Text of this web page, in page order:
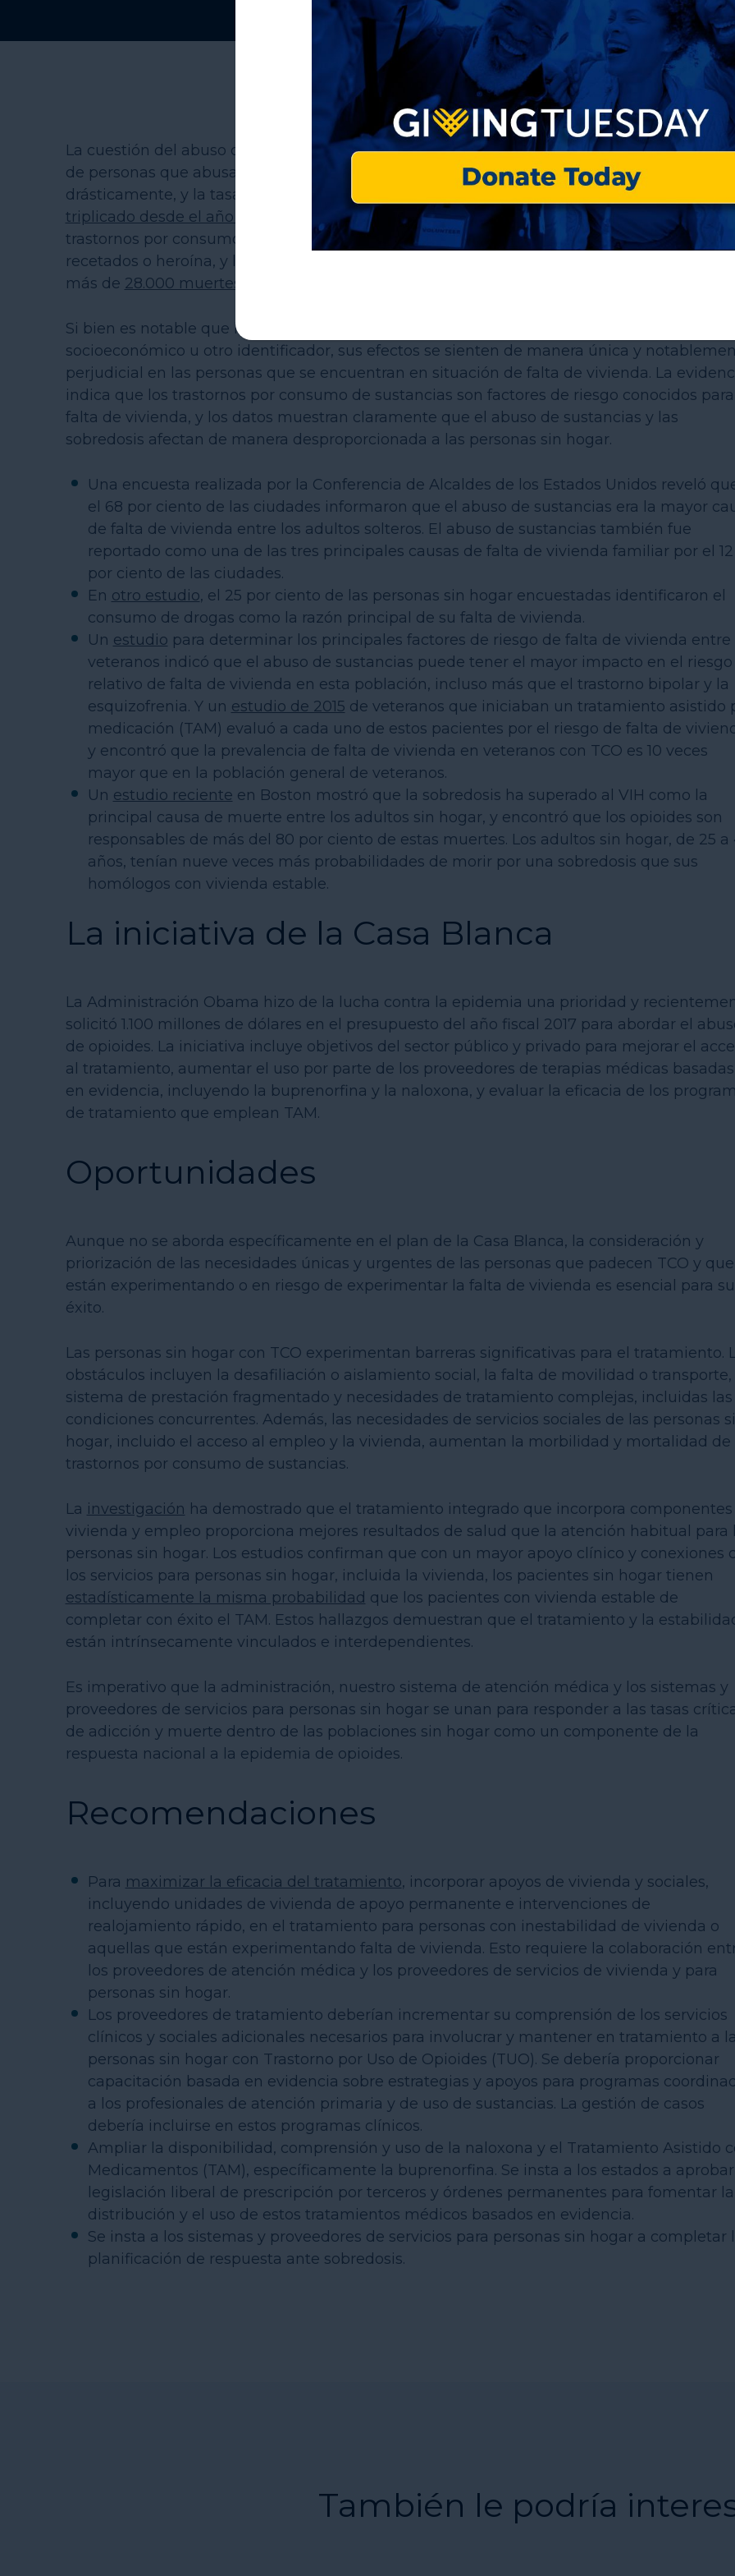
La cuestión del abuso de opioides ha alcanzado un nivel de crisis nacional, ya que el
de personas que abusan de los medicamentos recetados y la heroína ha aumentado
drásticamente, y la tasa de muertes por sobredosis relacionadas con los opioides se ha
triplicado desde el año 2000
. En 2014, se estimaba que 2,5 millones de personas padecían
trastornos por consumo de opioides (TCO) que implicaban el abuso de medicamentos
recetados o heroína, y las sobredosis relacionadas con los opioides fueron responsables de
más de 28.000 muertes
Si bien es notable que la epidemia afecta a personas de cualquier raza, género, estatus
socioeconómico u otro identificador, sus efectos se sienten de manera única y
perjudicial en las personas que se encuentran en situación de falta de vivienda. La
indica que los trastornos por consumo de sustancias son factores de riesgo conocidos
falta de vivienda, y los datos muestran claramente que el abuso de sustancias y las
sobredosis afectan de manera desproporcionada a las personas sin hogar.
Una encuesta realizada por la Conferencia de Alcaldes de los Estados Unidos reveló
el 68 por ciento de las ciudades informaron que el abuso de sustancias era la mayor
de falta de vivienda entre los adultos solteros. El abuso de sustancias también fue
reportado como una de las tres principales causas de falta de vivienda familiar por el 12
por ciento de las ciudades.
En otro estudio, el 25 por ciento de las personas sin hogar encuestadas identificaron el
consumo de drogas como la razón principal de su falta de vivienda.
Un estudio para determinar los principales factores de riesgo de falta de vivienda entre
veteranos indicó que el abuso de sustancias puede tener el mayor impacto en el riesgo
relativo de falta de vivienda en esta población, incluso más que el trastorno bipolar y la
esquizofrenia. Y un estudio de 2015 de veteranos que iniciaban un tratamiento asistido
medicación (TAM) evaluó a cada uno de estos pacientes por el riesgo de falta de
y encontró que la prevalencia de falta de vivienda en veteranos con TCO es 10 veces
mayor que en la población general de veteranos.
Un estudio reciente en Boston mostró que la sobredosis ha superado al VIH como la
principal causa de muerte entre los adultos sin hogar, y encontró que los opioides son
responsables de más del 80 por ciento de estas muertes. Los adultos sin hogar, de 25 a
años, tenían nueve veces más probabilidades de morir por una sobredosis que sus
homólogos con vivienda estable.
La iniciativa de la Casa Blanca
La Administración Obama hizo de la lucha contra la epidemia una prioridad y
solicitó 1.100 millones de dólares en el presupuesto del año fiscal 2017 para abordar el
de opioides. La iniciativa incluye objetivos del sector público y privado para mejorar el
al tratamiento, aumentar el uso por parte de los proveedores de terapias médicas basadas
en evidencia, incluyendo la buprenorfina y la naloxona, y evaluar la eficacia de los
de tratamiento que emplean TAM.
Oportunidades
Aunque no se aborda específicamente en el plan de la Casa Blanca, la consideración y
priorización de las necesidades únicas y urgentes de las personas que padecen TCO y que
están experimentando o en riesgo de experimentar la falta de vivienda es esencial para su
éxito.
Las personas sin hogar con TCO experimentan barreras significativas para el tratamiento.
obstáculos incluyen la desafiliación o aislamiento social, la falta de movilidad o transporte,
sistema de prestación fragmentado y necesidades de tratamiento complejas, incluidas las
condiciones concurrentes. Además, las necesidades de servicios sociales de las personas
hogar, incluido el acceso al empleo y la vivienda, aumentan la morbilidad y mortalidad de
trastornos por consumo de sustancias.
La investigación ha demostrado que el tratamiento integrado que incorpora componentes
vivienda y empleo proporciona mejores resultados de salud que la atención habitual para
personas sin hogar. Los estudios confirman que con un mayor apoyo clínico y conexiones
los servicios para personas sin hogar, incluida la vivienda, los pacientes sin hogar tienen
estadísticamente la misma probabilidad que los pacientes con vivienda estable de
completar con éxito el TAM. Estos hallazgos demuestran que el tratamiento y la
están intrínsecamente vinculados e interdependientes.
Es imperativo que la administración, nuestro sistema de atención médica y los sistemas y
proveedores de servicios para personas sin hogar se unan para responder a las tasas
de adicción y muerte dentro de las poblaciones sin hogar como un componente de la
respuesta nacional a la epidemia de opioides.
Recomendaciones
Para maximizar la eficacia del tratamiento, incorporar apoyos de vivienda y sociales,
incluyendo unidades de vivienda de apoyo permanente e intervenciones de
realojamiento rápido, en el tratamiento para personas con inestabilidad de vivienda o
aquellas que están experimentando falta de vivienda. Esto requiere la colaboración
los proveedores de atención médica y los proveedores de servicios de vivienda y para
personas sin hogar.
Los proveedores de tratamiento deberían incrementar su comprensión de los servicios
clínicos y sociales adicionales necesarios para involucrar y mantener en tratamiento a
personas sin hogar con Trastorno por Uso de Opioides (TUO). Se debería proporcionar
capacitación basada en evidencia sobre estrategias y apoyos para programas
a los profesionales de atención primaria y de uso de sustancias. La gestión de casos
debería incluirse en estos programas clínicos.
Ampliar la disponibilidad, comprensión y uso de la naloxona y el Tratamiento Asistido
Medicamentos (TAM), específicamente la buprenorfina. Se insta a los estados a aprobar
legislación liberal de prescripción por terceros y órdenes permanentes para fomentar la
distribución y el uso de estos tratamientos médicos basados en evidencia.
Se insta a los sistemas y proveedores de servicios para personas sin hogar a completar
planificación de respuesta ante sobredosis.
También le podría